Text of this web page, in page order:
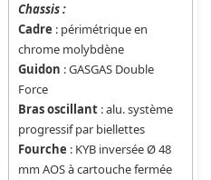
Chassis :
Cadre : périmétrique en
chrome molybdène
Guidon : GASGAS Double
Force
Brasoscillant : alu. système
progressif par biellettes
Fourche : KYB inversée Ø 48
mm AOS à cartouche fermée